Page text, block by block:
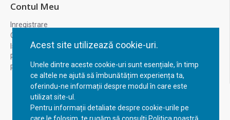
Acest site utilizează cookie-uri.
Unele dintre aceste cookie-uri sunt esențiale, în timp
ce altele ne ajută să îmbunătățim experiența ta,
oferindu-ne informații despre modul în care este
utilizat site-ul.
Pentru informații detaliate despre cookie-urile pe
Contul Meu
Inregistrare
Contul meu
Istoric comenzi
Recuperare parola
Returnare produs